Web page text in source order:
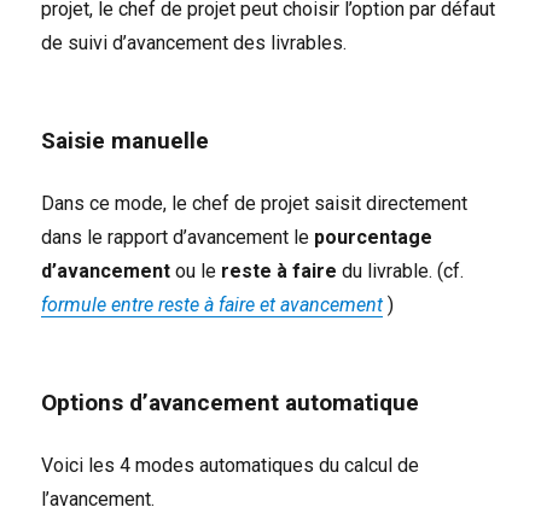
projet, le chef de projet peut choisir l’option par défaut
de suivi d’avancement des livrables.
Saisie manuelle
Dans ce mode, le chef de projet saisit directement
dans le rapport d’avancement le pourcentage
d’avancement ou le reste à faire du livrable. (cf.
formule entre reste à faire et avancement )
Options d’avancement automatique
Voici les 4 modes automatiques du calcul de
l’avancement.